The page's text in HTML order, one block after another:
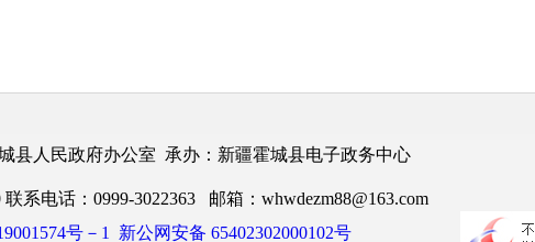
县人民政府办公室 承办：新疆霍城县电子政务中心
系电话：0999-3022363 邮箱：whwdezm88@163.com
号－1 新公网安备 65402302000102号